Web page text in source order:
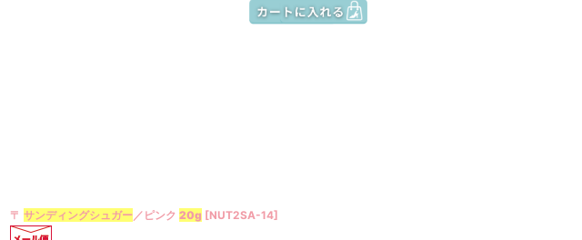
〒 サンディングシュガー／ピンク 20g [NUT2SA-14]